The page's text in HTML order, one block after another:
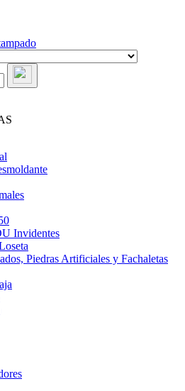
Invidentes
Piedras Artificiales y Fachaletas